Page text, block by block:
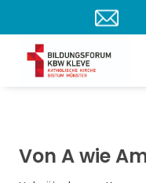
Von A wie